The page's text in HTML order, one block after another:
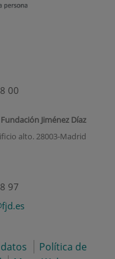
00
Jiménez Díaz
alto. 28003-Madrid
97
Política de